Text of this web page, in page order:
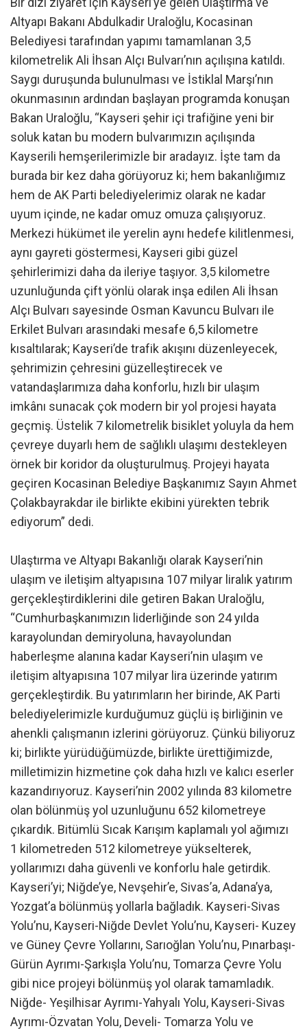
Altyapı Bakanı Abdulkadir Uraloğlu, Kocasinan
Belediyesi tarafından yapımı tamamlanan 3,5
kilometrelik Ali İhsan Alçı Bulvarı’nın açılışına katıldı.
Saygı duruşunda bulunulması ve İstiklal Marşı’nın
okunmasının ardından başlayan programda konuşan
Bakan Uraloğlu, “Kayseri şehir içi trafiğine yeni bir
soluk katan bu modern bulvarımızın açılışında
Kayserili hemşerilerimizle bir aradayız. İşte tam da
burada bir kez daha görüyoruz ki; hem bakanlığımız
hem de AK Parti belediyelerimiz olarak ne kadar
uyum içinde, ne kadar omuz omuza çalışıyoruz.
Merkezi hükümet ile yerelin aynı hedefe kilitlenmesi,
aynı gayreti göstermesi, Kayseri gibi güzel
şehirlerimizi daha da ileriye taşıyor. 3,5 kilometre
uzunluğunda çift yönlü olarak inşa edilen Ali İhsan
Alçı Bulvarı sayesinde Osman Kavuncu Bulvarı ile
Erkilet Bulvarı arasındaki mesafe 6,5 kilometre
kısaltılarak; Kayseri’de trafik akışını düzenleyecek,
şehrimizin çehresini güzelleştirecek ve
vatandaşlarımıza daha konforlu, hızlı bir ulaşım
imkânı sunacak çok modern bir yol projesi hayata
geçmiş. Üstelik 7 kilometrelik bisiklet yoluyla da hem
çevreye duyarlı hem de sağlıklı ulaşımı destekleyen
örnek bir koridor da oluşturulmuş. Projeyi hayata
geçiren Kocasinan Belediye Başkanımız Sayın Ahmet
Çolakbayrakdar ile birlikte ekibini yürekten tebrik
ediyorum” dedi.
Ulaştırma ve Altyapı Bakanlığı olarak Kayseri’nin
ulaşım ve iletişim altyapısına 107 milyar liralık yatırım
gerçekleştirdiklerini dile getiren Bakan Uraloğlu,
“Cumhurbaşkanımızın liderliğinde son 24 yılda
karayolundan demiryoluna, havayolundan
haberleşme alanına kadar Kayseri’nin ulaşım ve
iletişim altyapısına 107 milyar lira üzerinde yatırım
gerçekleştirdik. Bu yatırımların her birinde, AK Parti
belediyelerimizle kurduğumuz güçlü iş birliğinin ve
ahenkli çalışmanın izlerini görüyoruz. Çünkü biliyoruz
ki; birlikte yürüdüğümüzde, birlikte ürettiğimizde,
milletimizin hizmetine çok daha hızlı ve kalıcı eserler
kazandırıyoruz. Kayseri’nin 2002 yılında 83 kilometre
olan bölünmüş yol uzunluğunu 652 kilometreye
çıkardık. Bitümlü Sıcak Karışım kaplamalı yol ağımızı
1 kilometreden 512 kilometreye yükselterek,
yollarımızı daha güvenli ve konforlu hale getirdik.
Kayseri’yi; Niğde’ye, Nevşehir’e, Sivas’a, Adana’ya,
Yozgat’a bölünmüş yollarla bağladık. Kayseri-Sivas
Yolu’nu, Kayseri-Niğde Devlet Yolu’nu, Kayseri- Kuzey
ve Güney Çevre Yollarını, Sarıoğlan Yolu’nu, Pınarbaşı-
Gürün Ayrımı-Şarkışla Yolu’nu, Tomarza Çevre Yolu
gibi nice projeyi bölünmüş yol olarak tamamladık.
Niğde- Yeşilhisar Ayrımı-Yahyalı Yolu, Kayseri-Sivas
Ayrımı-Özvatan Yolu, Develi- Tomarza Yolu ve